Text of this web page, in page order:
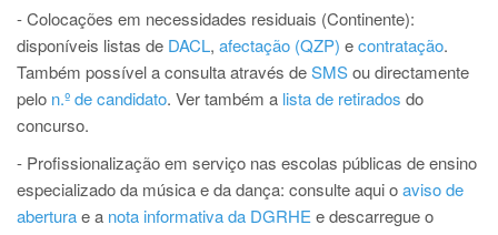
- Colocações em necessidades residuais (Continente):
disponíveis listas de DACL, afectação (QZP) econtratação.
Também possível a consulta através deSMSou directamente
pelo n.º de candidato. Ver também a lista de retirados do
concurso.
- Profissionalização em serviço nas escolas públicas de ensino
especializado da música e da dança: consulte aqui oaviso de
aberturae a nota informativa da DGRHE e descarregue o